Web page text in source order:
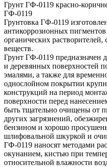
Грунт ГФ-0119 красно-
ГФ-0119
Грунтовка ГФ-0119
антикоррозионных
органических
веществ.
Грунт ГФ-0119 предназначен
и деревянных поверхностей
эмалями, а также для
однослойном покрытии
конструкций на период
поверхности перед
быть тщательно очищены от
других загрязнений,
бензином и хорошо
шлифовальной шкуркой и
ГФ-0119 наносят методами
окунанием, кистью при
относительной влажности